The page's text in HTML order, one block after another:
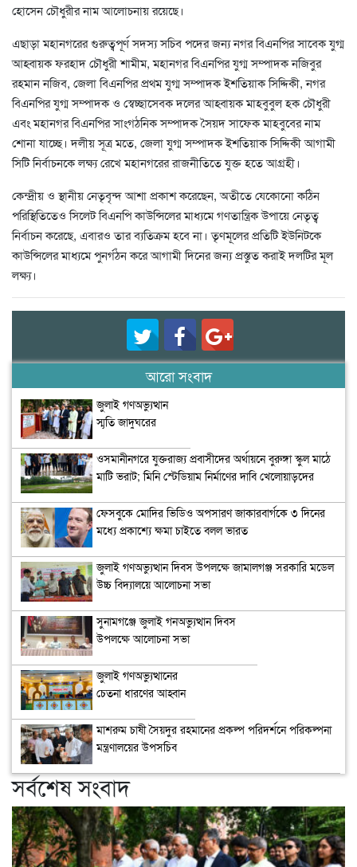
হোসেন চৌধুরীর নাম আলোচনায় রয়েছে।
এছাড়া মহানগরের গুরুত্বপূর্ণ সদস্য সচিব পদের জন্য নগর বিএনপির সাবেক যুগ্ম
আহ্বায়ক ফরহাদ চৌধুরী শামীম, মহানগর বিএনপির যুগ্ম সম্পাদক নজিবুর
রহমান নজিব, জেলা বিএনপির প্রথম যুগ্ম সম্পাদক ইশতিয়াক সিদ্দিকী, নগর
বিএনপির যুগ্ম সম্পাদক ও স্বেচ্ছাসেবক দলের আহ্বায়ক মাহবুবুল হক চৌধুরী
এবং মহানগর বিএনপির সাংগঠনিক সম্পাদক সৈয়দ সাফেক মাহবুবের নাম
শোনা যাচ্ছে। দলীয় সূত্র মতে, জেলা যুগ্ম সম্পাদক ইশতিয়াক সিদ্দিকী আগামী
সিটি নির্বাচনকে লক্ষ্য রেখে মহানগরের রাজনীতিতে যুক্ত হতে আগ্রহী।
কেন্দ্রীয় ও স্থানীয় নেতৃবৃন্দ আশা প্রকাশ করেছেন, অতীতে যেকোনো কঠিন
পরিস্থিতিতেও সিলেট বিএনপি কাউন্সিলের মাধ্যমে গণতান্ত্রিক উপায়ে নেতৃত্ব
নির্বাচন করেছে, এবারও তার ব্যতিক্রম হবে না। তৃণমূলের প্রতিটি ইউনিটকে
কাউন্সিলের মাধ্যমে পুনর্গঠন করে আগামী দিনের জন্য প্রস্তুত করাই দলটির মূল
লক্ষ্য।
আরো সংবাদ
জুলাই গণঅভ্যুত্থান
স্মৃতি জাদুঘরের
ওসমানীনগরে যুক্তরাজ্য প্রবাসীদের অর্থায়নে বুরুঙ্গা স্কুল মাঠে
মাটি ভরাট; মিনি স্টেডিয়াম নির্মাণের দাবি খেলোয়াড়দের
ফেসবুকে মোদির ভিডিও অপসারণ জাকারবার্গকে ৩ দিনের
মধ্যে প্রকাশ্যে ক্ষমা চাইতে বলল ভারত
জুলাই গণঅভ্যুত্থান দিবস উপলক্ষে জামালগঞ্জ সরকারি মডেল
উচ্চ বিদ্যালয়ে আলোচনা সভা
সুনামগঞ্জে জুলাই গনঅভ্যুত্থান দিবস
উপলক্ষে আলোচনা সভা
জুলাই গণঅভ্যুত্থানের
চেতনা ধারণের আহ্বান
মাশরুম চাষী সৈয়দুর রহমানের প্রকল্প পরিদর্শনে পরিকল্পনা
মন্ত্রণালয়ের উপসচিব
সর্বশেষ সংবাদ